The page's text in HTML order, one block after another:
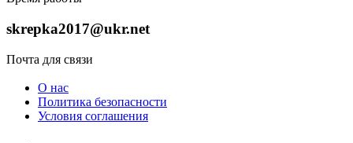
skrepka2017@ukr.net
Почта для связи
О нас
Политика безопасности
Условия соглашения